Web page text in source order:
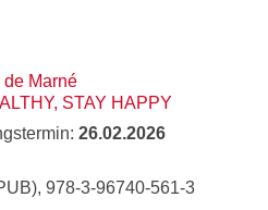
de Marné
STAY HAPPY
26.02.2026
978-3-96740-561-3